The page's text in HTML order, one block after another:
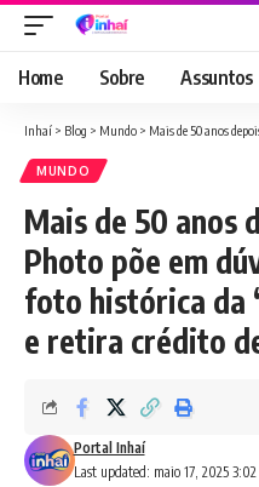
Home Sobre Assuntos
Inhaí > Blog > Mundo > Mais de 50 anos depois, World Press
MUNDO
Mais de 50 anos
Photo põe em
foto histórica da
e retira crédito
Last updated: maio 17, 2025 3:02
Portal Inhaí